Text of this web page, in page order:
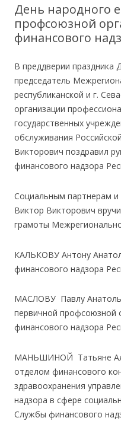
День народного
профсоюзной
финансового
В преддверии праздника
председатель
республиканской и г.
организации
государственных
обслуживания
Викторович поздравил
финансового надзора
Социальным партнерам
Виктор Викторович
грамоты
КАЛЬКОВУ Антону
финансового надзора
МАСЛОВУ Павлу
первичной профсоюзной
финансового надзора
МАНЬШИНОЙ Татьяне
отделом финансового
здравоохранения
надзора в сфере
Службы финансового